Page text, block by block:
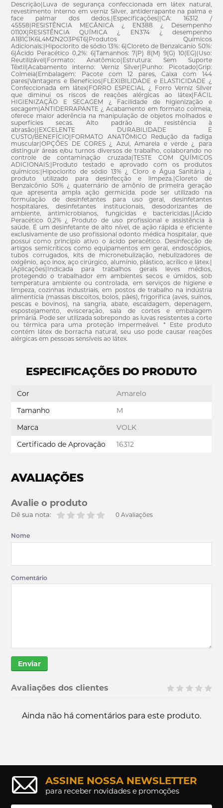
Descrição|Luva de segurança confeccionada em látex natural,
revestimento interno em verniz Silver, antiderrapante na palma e
face palmar dos dedos.|Especificações||CA: 16312 /
45558|RESISTÊNCIA MECÂNICA ¿ EN388 ¿ Desempenho
0110X|RESISTÊNCIA QUÍMICA ¿ EN374 ¿ desempenho
A1B1C1K6L4M2N2O3P6T6|Produtos Químicos
Adicionais:|Hipoclorito de sódio 13%: 6|Cloreto de Benzalcanio 50%:
6|Ácido Peracético 0,2%: 6|Tamanhos: 7(P) 8(M) 9(G) 10(EG)|Uso:
Reutilizável|Formato: Anatômico|Estrutura: Sem Suporte
Têxtil|Acabamento interno: Verniz Silver|Punho: Picotado|Grip:
Colmeia|Embalagem: Pacote com 12 pares, Caixa com 144
pares|Vantagens e Benefícios|FLEXIBILIDADE e ELASTICIDADE ¿
Confeccionada em látex|FORRO ESPECIAL ¿ Forro Verniz Silver
que diminui os riscos de reações alérgicas ao látex|FÁCIL
HIGIENIZAÇÃO E SECAGEM ¿ Facilidade de higienização e
secagem|ANTIDERRAPANTE ¿ Acabamento em formato colmeia,
oferece maior aderência na manipulação de objetos molhados e
superfícies secas. Alto padrão de resistência à
abrasão||EXCELENTE DURABILIDADE E
CUSTO/BENEFÍCIO|FORMATO ANATÔMICO Redução da fadiga
muscular|OPÇÕES DE CORES ¿ Azul, Amarela e verde ¿ para
distinguir áreas e/ou turnos diversos de trabalho, colaborando no
controle de contaminação cruzada|TESTE COM QUÍMICOS
ADICIONAIS:|Produto testado e aprovado com os produtos
químicos:|Hipoclorito de sódio 13% ¿ Cloro e Água Sanitária ¿
produto utilizado para desinfecção e limpeza.|Cloreto de
Benzalcônio 50% ¿ quaternário de amônio de primeira geração
que apresenta ampla ação germicida. pode ser utilizado na
formulação de desinfetantes para uso geral, desinfetantes
hospitalares, desinfetantes institucionais, desodorizantes de
ambiente, antimicrobianos, fungicidas e bactericidas.||Ácido
Peracético 0,2% ¿ Produto de uso profissional e assistência à
saúde. É um desinfetante de alto nível, de ação rápida e eficiente
exclusivamente de uso profissional odonto médica hospitalar, que
possui como princípio ativo o ácido peracético. Desinfecção de
artigos semicríticos como equipamentos em geral, endoscópios,
tubos corrugados, kits de micronebulização, nebulizadores de
oxigênio, aço inox, aço cirúrgico, alumínio, plástico, acrílico e látex.|
|Aplicações|Indicada para trabalhos gerais leves médios,
protegendo o trabalhador em ambientes secos e úmidos, sob
temperatura ambiente ou controlada, em serviços de higiene e
limpeza, cozinhas industriais, em postos de trabalho na indústria
alimentícia (massas biscoitos, bolos, pães), frigorífica (aves, suínos,
pescas e bovinos), na sangria, abate, escaldagem, depenagem,
espostejamento, evisceração, sala de cortes e embalagem
primária. Pode ser utilizada sobrepondo as luvas resistentes a corte
ou térmica para uma proteção impermeável. * Este produto
contém látex de borracha natural, seu uso pode causar reações
alérgicas em pessoas sensíveis ao látex.
ESPECIFICAÇÕES DO PRODUTO
Cor
Amarelo
Tamanho
M
Marca
VOLK
Certificado de Aprovação
16312
AVALIAÇÕES
Avalie o produto
0 Avaliações
Dê sua nota:
Nome
Comentário
Enviar
Avaliações dos clientes
Ainda não há comentários para este produto.
ASSINE NOSSA NEWSLETTER
para receber novidades e promoções